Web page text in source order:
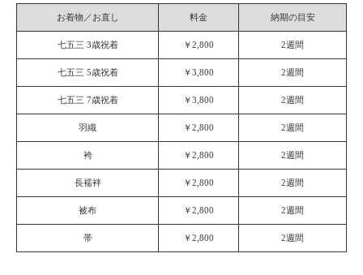
お着物／お直し 料金 納期の目安
七五三 3歳祝着 ￥2,800 2週間
七五三 5歳祝着 ￥3,800 2週間
七五三 7歳祝着 ￥3,800 2週間
羽織 ￥2,800 2週間
袴 ￥2,800 2週間
長襦袢 ￥2,800 2週間
被布 ￥2,800 2週間
帯 ￥2,800 2週間